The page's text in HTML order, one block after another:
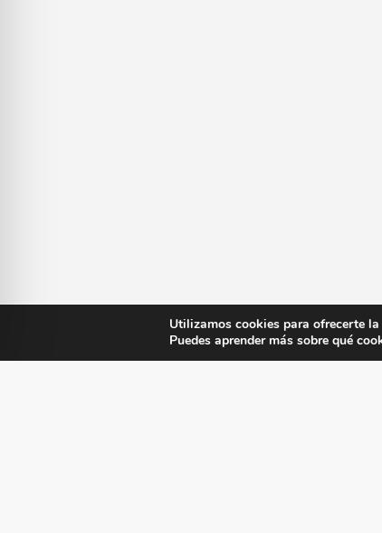
Utilizamos cookies para ofrecerte
Puedes aprender más sobre qué